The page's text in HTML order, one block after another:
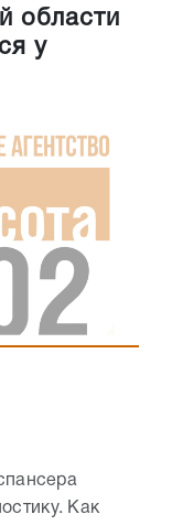
области
у
Как